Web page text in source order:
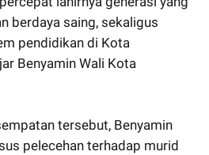
berdaya saing, sekaligus
pendidikan di Kota
Benyamin Wali Kota
tersebut, Benyamin
pelecehan terhadap murid